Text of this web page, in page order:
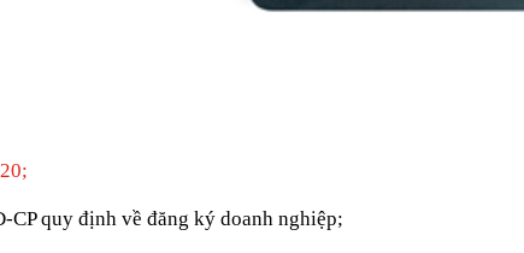
quy định về đăng ký doanh nghiệp;